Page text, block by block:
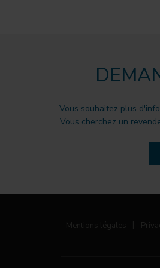
Vous souhaitez plus
Vous cherchez un
Mentions légales